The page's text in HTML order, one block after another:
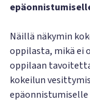
Näillä näkymin
oppilasta, mikä ei
oppilaan
kokeilun